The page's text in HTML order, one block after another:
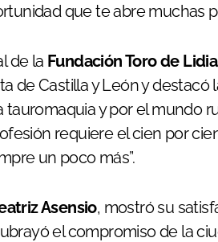
que te abre muchas
de la Fundación Toro de Lidia
de Castilla y León y
y por el mundo
requiere el cien por
un poco más”.
Asensio, mostró su
el compromiso de la